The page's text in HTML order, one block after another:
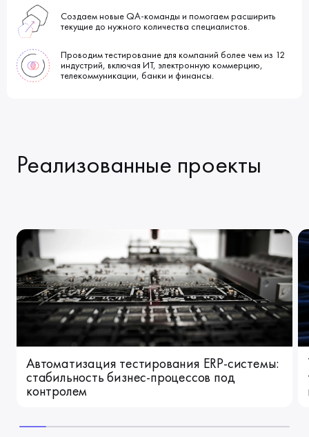
Создаем новые QA-команды и помогаем расширить
текущие до нужного количества специалистов.
Проводим тестирование для компаний более чем из 12
индустрий, включая ИТ, электронную коммерцию,
телекоммуникации, банки и финансы.
Реализованные проекты
Автоматизация тестирования ERP-системы:
стабильность бизнес-процессов под
контролем